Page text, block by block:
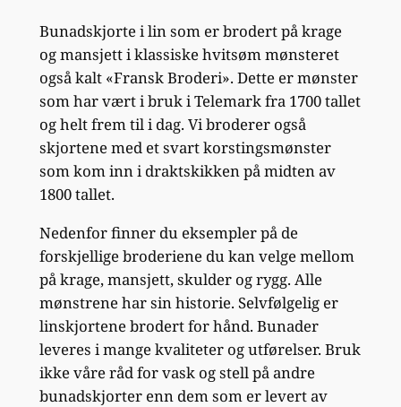
Bunadskjorte i lin som er brodert på krage
og mansjett i klassiske hvitsøm mønsteret
også kalt «Fransk Broderi». Dette er mønster
som har vært i bruk i Telemark fra 1700 tallet
og helt frem til i dag. Vi broderer også
skjortene med et svart korstingsmønster
som kom inn i draktskikken på midten av
1800 tallet.
Nedenfor finner du eksempler på de
forskjellige broderiene du kan velge mellom
på krage, mansjett, skulder og rygg. Alle
mønstrene har sin historie. Selvfølgelig er
linskjortene brodert for hånd. Bunader
leveres i mange kvaliteter og utførelser. Bruk
ikke våre råd for vask og stell på andre
bunadskjorter enn dem som er levert av